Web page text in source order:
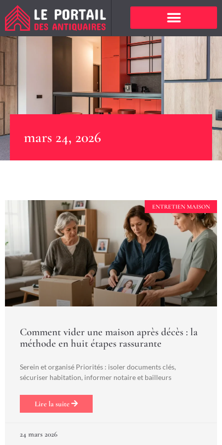
mars 24, 2026
ENTRETIEN MAISON
Comment vider une maison après décès : la
méthode en huit étapes rassurante
Serein et organisé Priorités : isoler documents clés,
sécuriser habitation, informer notaire et bailleurs
Lire la suite
24 mars 2026